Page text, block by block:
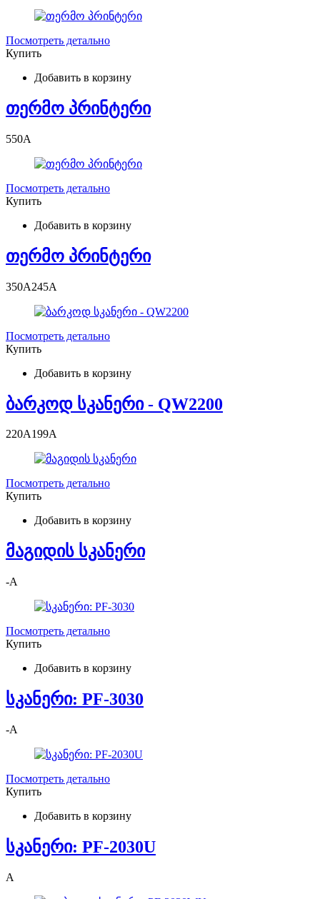
Посмотреть детально
Купить
Добавить в корзину
თერმო პრინტერი
550A
Посмотреть детально
Купить
Добавить в корзину
თერმო პრინტერი
350A245A
Посмотреть детально
Купить
Добавить в корзину
ბარკოდ სკანერი - QW2200
220A199A
Посмотреть детально
Купить
Добавить в корзину
მაგიდის სკანერი
-A
Посмотреть детально
Купить
Добавить в корзину
სკანერი: PF-3030
-A
Посмотреть детально
Купить
Добавить в корзину
სკანერი: PF-2030U
A